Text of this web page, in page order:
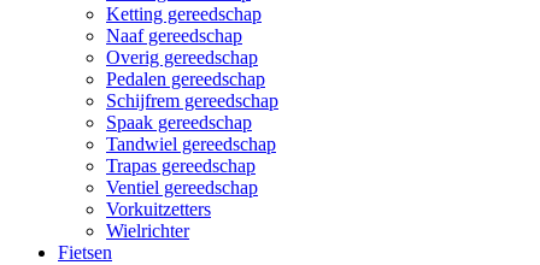
Ketting gereedschap
Naaf gereedschap
Overig gereedschap
Pedalen gereedschap
Schijfrem gereedschap
Spaak gereedschap
Tandwiel gereedschap
Trapas gereedschap
Ventiel gereedschap
Vorkuitzetters
Wielrichter
Fietsen